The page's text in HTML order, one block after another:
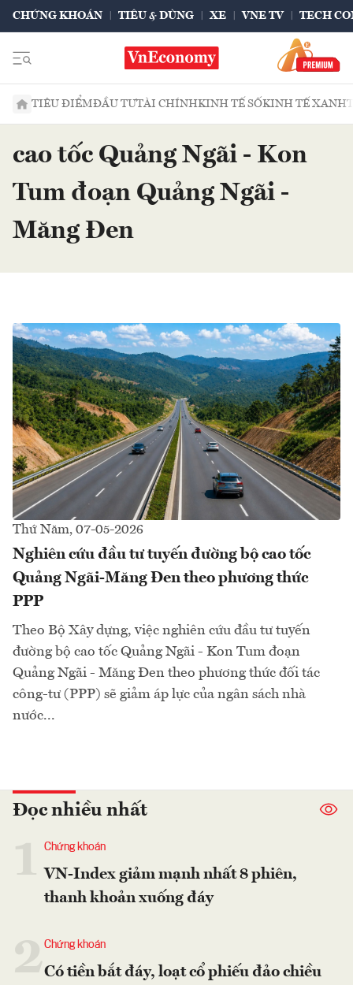
CHỨNG KHOÁN TIÊU & DÙNG XE VNE TV TECH
TIÊU ĐIỂMĐẦU TƯTÀI CHÍNHKINH TẾ SỐKINH TẾ XANH
cao tốc Quảng Ngãi - Kon
Tum đoạn Quảng Ngãi -
Măng Đen
Thứ Năm, 07-05-2026
Nghiên cứu đầu tư tuyến đường bộ cao tốc
Quảng Ngãi-Măng Đen theo phương thức
PPP
Theo Bộ Xây dựng, việc nghiên cứu đầu tư tuyến
đường bộ cao tốc Quảng Ngãi - Kon Tum đoạn
Quảng Ngãi - Măng Đen theo phương thức đối tác
công-tư (PPP) sẽ giảm áp lực của ngân sách nhà
nước...
Đọc nhiều nhất
Chứng khoán
VN-Index giảm mạnh nhất 8 phiên,
thanh khoản xuống đáy
2Chứng khoán
Có tiền bắt đáy, loạt cổ phiếu đảo chiều